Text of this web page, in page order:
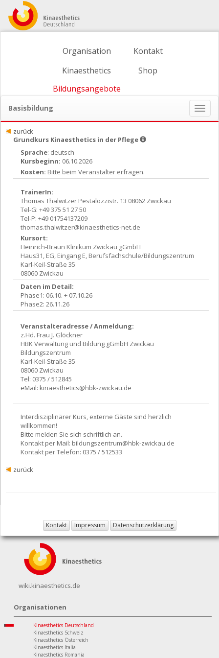
Organisation
Kinaesthetics
Bildungsangebote
Kontakt
Shop
Basisbildung
ein-/
zurück
Grundkurs Kinaesthetics in der Pflege
Sprache: deutsch
Kursbeginn: 06.10.2026
Kosten: Bitte beim Veranstalter erfragen.
TrainerIn:
Thomas Thalwitzer Pestalozzistr. 13 08062 Zwickau
Tel-G: +49 375 51 27 50
Tel-P: +49 01754137209
thomas.thalwitzer@kinaesthetics-net.de
Kursort:
Heinrich-Braun Klinikum Zwickau gGmbH
Haus31, EG, Eingang E, Berufsfachschule/Bildungszentrum
Karl-Keil-Straße 35
08060 Zwickau
Daten im Detail:
Phase1: 06.10. + 07.10.26
Phase2: 26.11.26
Veranstalteradresse / Anmeldung:
z.Hd. Frau J. Glöckner
HBK Verwaltung und Bildung gGmbH Zwickau
Bildungszentrum
Karl-Keil-Straße 35
08060 Zwickau
Tel: 0375 / 512845
eMail: kinaesthetics@hbk-zwickau.de
Interdisziplinärer Kurs, externe Gäste sind herzlich
willkommen!
Bitte melden Sie sich schriftlich an.
Kontakt per Mail: bildungszentrum@hbk-zwickau.de
Kontakt per Telefon: 0375 / 512533
zurück
Kontakt Impressum Datenschutzerklärung
wiki.kinaesthetics.de
Organisationen
Kinaesthetics Deutschland
Kinaesthetics Schweiz
Kinaesthetics Österreich
Kinaesthetics Italia
Kinaesthetics Romania